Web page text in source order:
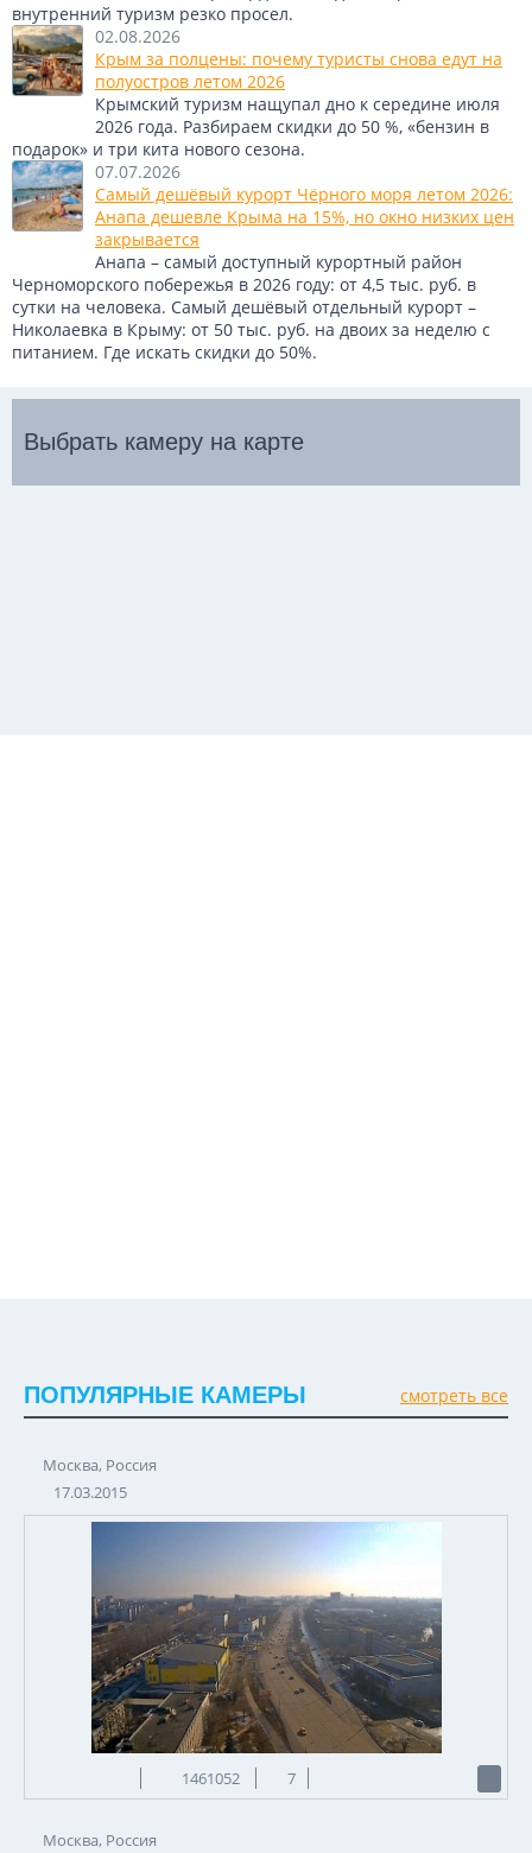
внутренний туризм резко просел.
02.08.2026
Крым за полцены: почему туристы снова едут на
полуостров летом 2026
Крымский туризм нащупал дно к середине июля
2026 года. Разбираем скидки до 50 %, «бензин в
подарок» и три кита нового сезона.
07.07.2026
Самый дешёвый курорт Чёрного моря летом 2026:
Анапа дешевле Крыма на 15%, но окно низких цен
закрывается
Анапа – самый доступный курортный район
Черноморского побережья в 2026 году: от 4,5 тыс. руб. в
сутки на человека. Самый дешёвый отдельный курорт –
Николаевка в Крыму: от 50 тыс. руб. на двоих за неделю с
питанием. Где искать скидки до 50%.
Выбрать камеру на карте
ПОПУЛЯРНЫЕ КАМЕРЫ смотреть все
Москва, Россия
17.03.2015
1461052 7
Москва, Россия